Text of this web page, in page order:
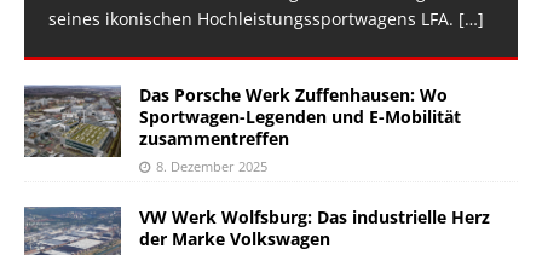
seines ikonischen Hochleistungssportwagens LFA. […]
Das Porsche Werk Zuffenhausen: Wo
Sportwagen-Legenden und E-Mobilität
zusammentreffen
8. Dezember 2025
VW Werk Wolfsburg: Das industrielle Herz
der Marke Volkswagen